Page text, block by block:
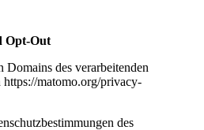
Opt-Out
des verarbeitenden
matomo.org/privacy-
des